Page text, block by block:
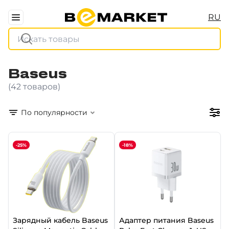
RU
Baseus
(42 товаров)
По популярности
-25%
Зарядный кабель Baseus
-18%
Адаптер питания Baseus